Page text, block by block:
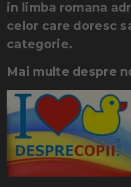
in limba romana
celor care doresc
categorie.
Mai multe despre